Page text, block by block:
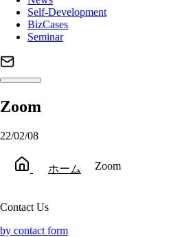
Self-Development
BizCases
Seminar
Zoom
22/02/08
ホーム Zoom
Contact Us
by contact form